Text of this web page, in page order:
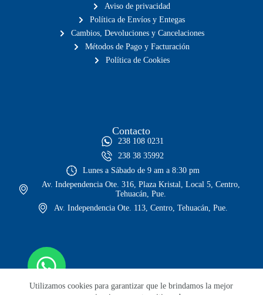
Utilizamos cookies para garantizar que le brindamos la mejor
Aviso de privacidad
Política de Envíos y Entegas
Cambios, Devoluciones y Cancelaciones
Métodos de Pago y Facturación
Política de Cookies
Contacto
238 108 0231
238 38 35992
Lunes a Sábado de 9 am a 8:30 pm
Av. Independencia Ote. 316, Plaza Kristal, Local 5, Centro,
Tehuacán, Pue.
Av. Independencia Ote. 113, Centro, Tehuacán, Pue.